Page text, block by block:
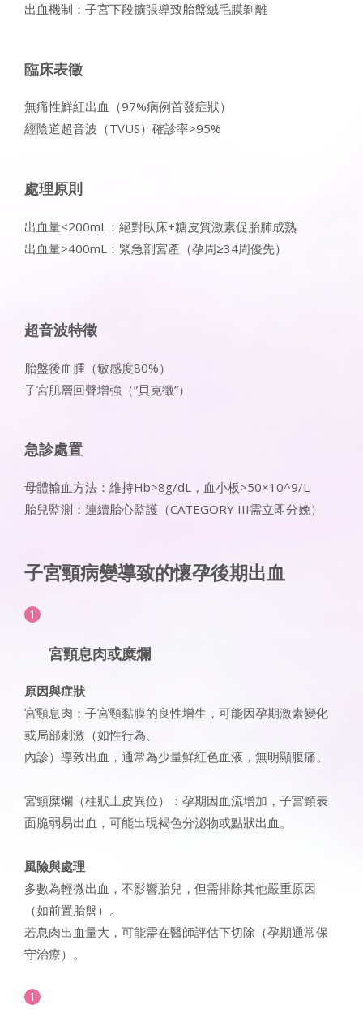
出血機制：子宮下段擴張導致胎盤絨毛膜剝離
臨床表徵
無痛性鮮紅出血（97%病例首發症狀）
經陰道超音波（TVUS）確診率>95%
處理原則
出血量<200mL：絕對臥床+糖皮質激素促胎肺成熟
出血量>400mL：緊急剖宮產（孕周≥34周優先）
超音波特徵
胎盤後血腫（敏感度80%）
子宮肌層回聲增強（”貝克徵”）
急診處置
母體輸血方法：維持Hb>8g/dL，血小板>50×10^9/L
胎兒監測：連續胎心監護（CATEGORY III需立即分娩）
子宮頸病變導致的懷孕後期出血
宮頸息肉或糜爛
原因與症狀
宮頸息肉：子宮頸黏膜的良性增生，可能因孕期激素變化
或局部刺激（如性行為、
內診）導致出血，通常為少量鮮紅色血液，無明顯腹痛。
宮頸糜爛（柱狀上皮異位）：孕期因血流增加，子宮頸表
面脆弱易出血，可能出現褐色分泌物或點狀出血。
風險與處理
多數為輕微出血，不影響胎兒，但需排除其他嚴重原因
（如前置胎盤）。
若息肉出血量大，可能需在醫師評估下切除（孕期通常保
守治療）。